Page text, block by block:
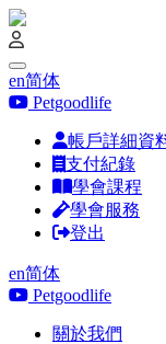
en简体
Petgoodlife
帳戶詳細資
支付紀錄
學會課程
學會服務
登出
en简体
Petgoodlife
關於我們